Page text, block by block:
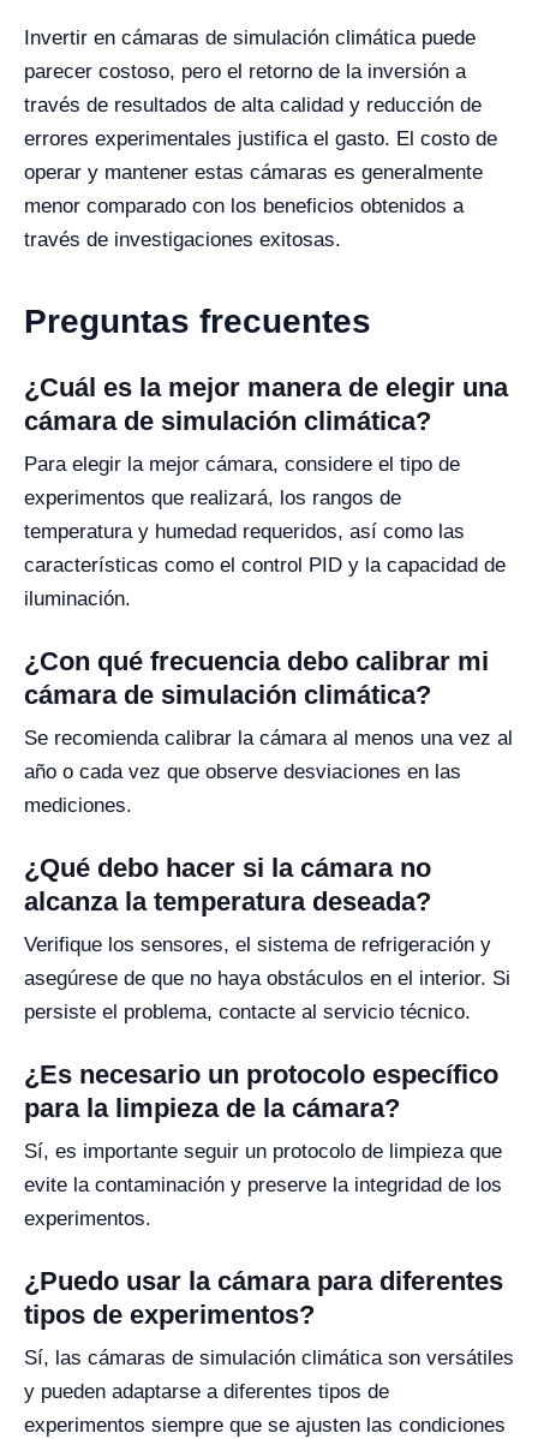
Invertir en cámaras de simulación climática puede
parecer costoso, pero el retorno de la inversión a
través de resultados de alta calidad y reducción de
errores experimentales justifica el gasto. El costo de
operar y mantener estas cámaras es generalmente
menor comparado con los beneficios obtenidos a
través de investigaciones exitosas.
Preguntas frecuentes
¿Cuál es la mejor manera de elegir una
cámara de simulación climática?
Para elegir la mejor cámara, considere el tipo de
experimentos que realizará, los rangos de
temperatura y humedad requeridos, así como las
características como el control PID y la capacidad de
iluminación.
¿Con qué frecuencia debo calibrar mi
cámara de simulación climática?
Se recomienda calibrar la cámara al menos una vez al
año o cada vez que observe desviaciones en las
mediciones.
¿Qué debo hacer si la cámara no
alcanza la temperatura deseada?
Verifique los sensores, el sistema de refrigeración y
asegúrese de que no haya obstáculos en el interior. Si
persiste el problema, contacte al servicio técnico.
¿Es necesario un protocolo específico
para la limpieza de la cámara?
Sí, es importante seguir un protocolo de limpieza que
evite la contaminación y preserve la integridad de los
experimentos.
¿Puedo usar la cámara para diferentes
tipos de experimentos?
Sí, las cámaras de simulación climática son versátiles
y pueden adaptarse a diferentes tipos de
experimentos siempre que se ajusten las condiciones